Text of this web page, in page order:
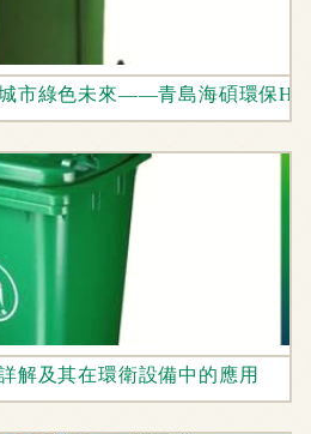
市綠色未來——青島海碩環保
解及其在環衛設備中的應用